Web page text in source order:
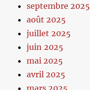
septembre 2025
août 2025
juillet 2025
juin 2025
mai 2025
avril 2025
mars 2025